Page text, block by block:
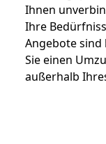
Ihnen
Ihre
Angebote sind
Sie einen
außerhalb